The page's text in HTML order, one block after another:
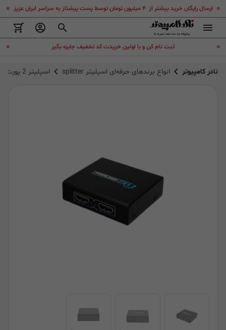
ارسال رایگان خرید بیشتر از ۴ میلیون تومان توسط پست پیشتاز به سراسر ایران عزیز
.
ثبت نام کن و با اولین خریدت کد تخفیف جایزه بگیر .
نادر کامپیوتر انواع برندهای حرفه‌ای اسپلیتر splitter اسپلیتر 2 پورت HDMI سه بعدی با رزولویشن 4K*2K فرانت FN-V120